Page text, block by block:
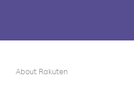
About Rakuten